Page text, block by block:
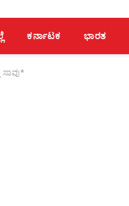
ಕರ್ನಾಟಕ ಭಾರತ
ಸಾವು*